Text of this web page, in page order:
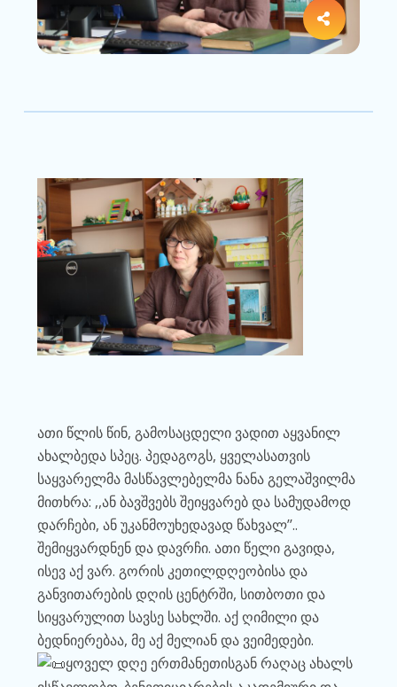
ათი წლის წინ, გამოსაცდელი ვადით აყვანილ
ახალბედა სპეც. პედაგოგს, ყველასათვის
საყვარელმა მასწავლებელმა ნანა გელაშვილმა
მითხრა: ,,ან ბავშვებს შეიყვარებ და სამუდამოდ
დარჩები, ან უკანმოუხედავად წახვალ’’..
შემიყვარდნენ და დავრჩი. ათი წელი გავიდა,
ისევ აქ ვარ. გორის კეთილდღეობისა და
განვითარების დღის ცენტრში, სითბოთი და
სიყვარულით სავსე სახლში. აქ ღიმილი და
ბედნიერებაა, მე აქ მელიან და ვეიმედები.
ყოველ დღე ერთმანეთისგან რაღაც ახალს